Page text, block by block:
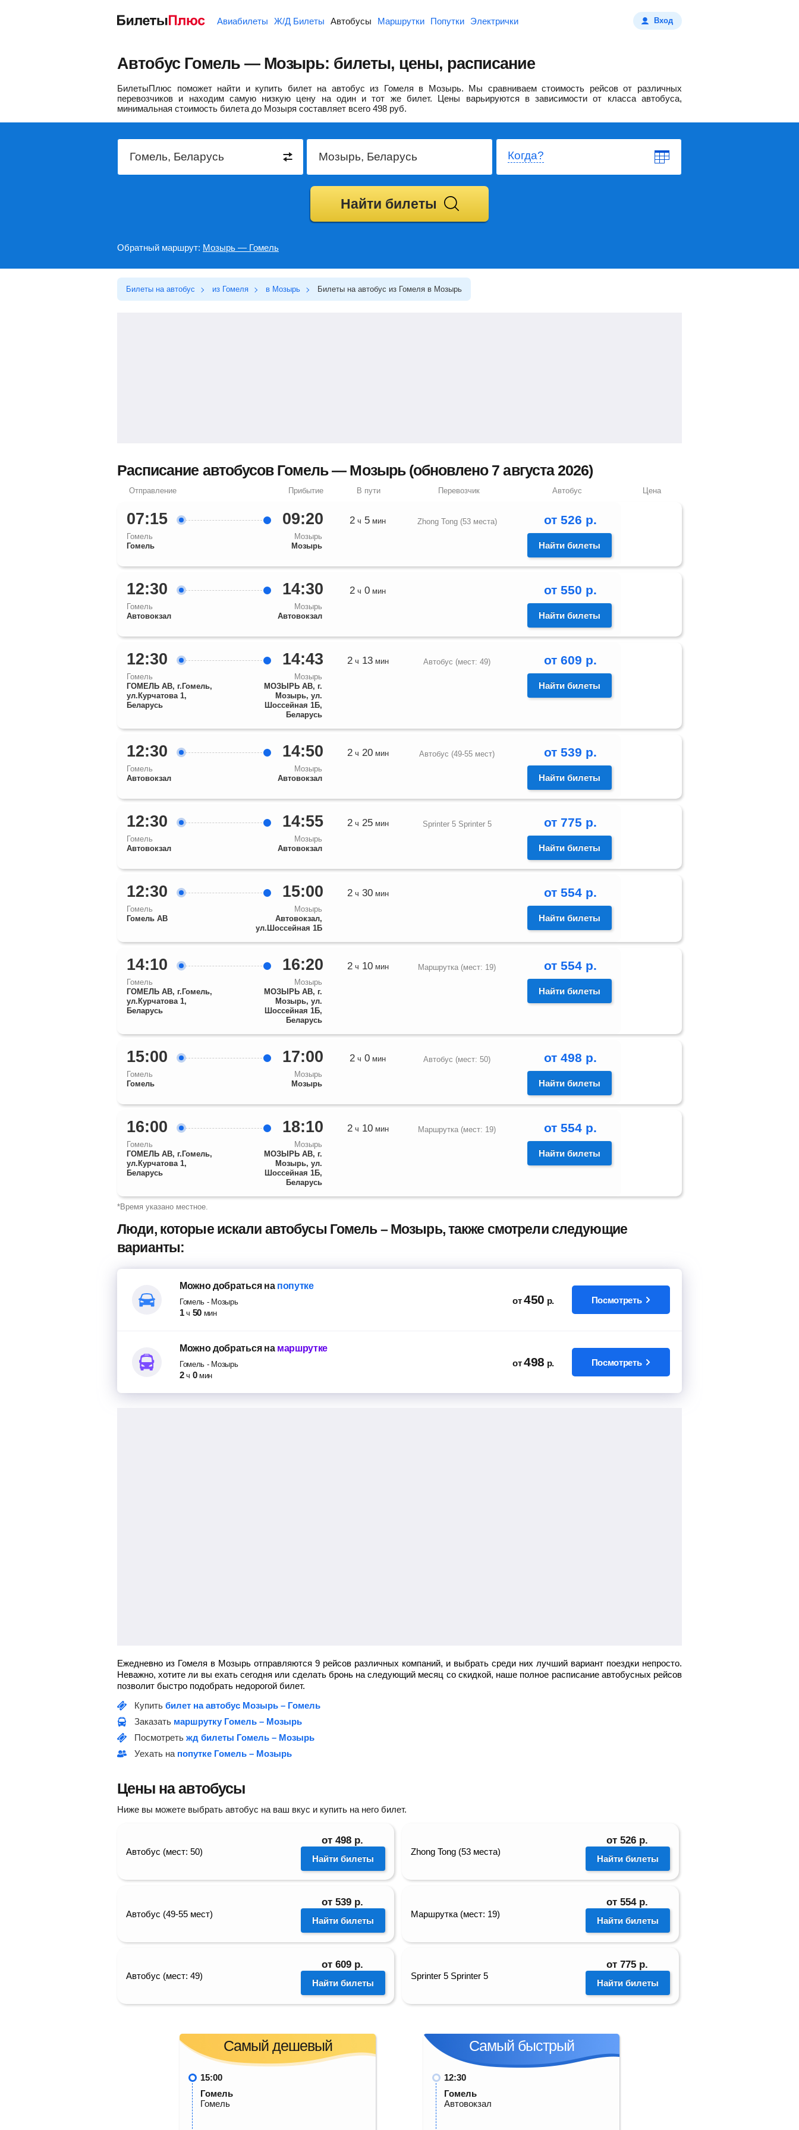
Авиабилеты Ж/Д Билеты Автобусы Маршрутки Попутки Электрички Вход
Автобус Гомель — Мозырь: билеты, цены, расписание
БилетыПлюс поможет найти и купить билет на автобус из Гомеля в Мозырь. Мы сравниваем стоимость рейсов от различных
перевозчиков и находим самую низкую цену на один и тот же билет. Цены варьируются в зависимости от класса автобуса,
минимальная стоимость билета до Мозыря составляет всего 498 руб.
Когда?
Найти билеты
Обратный маршрут: Мозырь — Гомель
Билеты на автобус из Гомеля в Мозырь Билеты на автобус из Гомеля в Мозырь
Расписание автобусов Гомель — Мозырь (обновлено 7 августа 2026)
Отправление Прибытие В пути Перевозчик Автобус Цена
07:15
Гомель
Гомель
09:20
Мозырь
Мозырь
2 ч 5 мин Zhong Tong (53 места) от 526 р.
Найти билеты
12:30
Гомель
Автовокзал
14:30
Мозырь
Автовокзал
2 ч 0 мин от 550 р.
Найти билеты
12:30
Гомель
ГОМЕЛЬ АВ, г.Гомель,
ул.Курчатова 1,
Беларусь
14:43
Мозырь
МОЗЫРЬ АВ, г.
Мозырь, ул.
Шоссейная 1Б,
Беларусь
2ч 13мин Автобус (мест: 49) от 609 р.
Найти билеты
12:30
Гомель
Автовокзал
14:50
Мозырь
Автовокзал
2ч 20мин Автобус (49-55 мест) от 539 р.
Найти билеты
12:30
Гомель
Автовокзал
14:55
Мозырь
Автовокзал
2ч 25мин Sprinter 5 Sprinter 5 от 775 р.
Найти билеты
12:30
Гомель
Гомель АВ
15:00
Мозырь
Автовокзал,
ул.Шоссейная 1Б
2ч 30мин от 554 р.
Найти билеты
14:10
Гомель
ГОМЕЛЬ АВ, г.Гомель,
ул.Курчатова 1,
Беларусь
16:20
Мозырь
МОЗЫРЬ АВ, г.
Мозырь, ул.
Шоссейная 1Б,
Беларусь
2ч 10мин Маршрутка (мест: 19) от 554 р.
Найти билеты
15:00
Гомель
Гомель
17:00
Мозырь
Мозырь
2 ч 0 мин Автобус (мест: 50) от 498 р.
Найти билеты
16:00
Гомель
ГОМЕЛЬ АВ, г.Гомель,
ул.Курчатова 1,
Беларусь
18:10
Мозырь
МОЗЫРЬ АВ, г.
Мозырь, ул.
Шоссейная 1Б,
Беларусь
2ч 10мин Маршрутка (мест: 19) от 554 р.
Найти билеты
*Время указано местное.
Люди, которые искали автобусы Гомель – Мозырь, также смотрели следующие
варианты:
Можно добратьсяна попутке
Гомель - Мозырь
1 ч 50 мин
от 450 р. Посмотреть
Можно добратьсяна маршрутке
Гомель - Мозырь
2 ч 0 мин
от 498 р. Посмотреть
Ежедневно из Гомеля в Мозырь отправляются 9 рейсов различных компаний, и выбрать среди них лучший вариант поездки непросто.
Неважно, хотите ли вы ехать сегодня или сделать бронь на следующий месяц со скидкой, наше полное расписание автобусных рейсов
позволит быстро подобрать недорогой билет.
Купить билет на автобус Мозырь – Гомель
Заказать маршрутку Гомель – Мозырь
Посмотреть жд билеты Гомель – Мозырь
Уехать на попутке Гомель – Мозырь
Цены на автобусы
Ниже вы можете выбрать автобус на ваш вкус и купить на него билет.
Автобус (мест: 50)
от 498 р.
Найти билеты
Zhong Tong (53 места)
от 526 р.
Найти билеты
Автобус (49-55 мест)
от 539 р.
Найти билеты
Маршрутка (мест: 19)
от 554 р.
Найти билеты
Автобус (мест: 49)
от 609 р.
Найти билеты
Sprinter 5 Sprinter 5
от 775 р.
Найти билеты
Самый дешевый
15:00
Гомель
Гомель
Самый быстрый
12:30
Гомель
Автовокзал